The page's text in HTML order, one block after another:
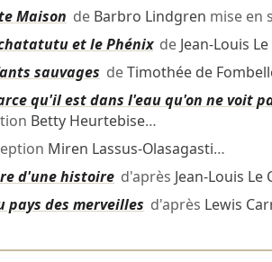
Maison de Barbro Lindgren mise en
et le Phénixde Jean-Louis
sauvages deTimothée de
qu'il est dans l'eau qu'on ne voit
Betty Heurtebise…
Miren Lassus-Olasagasti…
d'une histoire d'après Jean-Louis Le
pays des merveilles d'après Lewis